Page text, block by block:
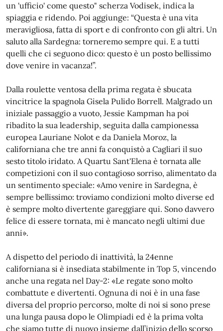
un 'ufficio' come questo" scherza Vodisek, indica la
spiaggia e ridendo. Poi aggiunge: “Questa è una vita
meravigliosa, fatta di sport e di confronto con gli altri. Un
saluto alla Sardegna: torneremo sempre qui. E a tutti
quelli che ci seguono dico: questo è un posto bellissimo
dove venire in vacanza!”.
Dalla roulette ventosa della prima regata è sbucata
vincitrice la spagnola Gisela Pulido Borrell. Malgrado un
iniziale passaggio a vuoto, Jessie Kampman ha poi
ribadito la sua leadership, seguita dalla campionessa
europea Lauriane Nolot e da Daniela Moroz, la
californiana che tre anni fa conquistò a Cagliari il suo
sesto titolo iridato. A Quartu Sant'Elena è tornata alle
competizioni con il suo contagioso sorriso, alimentato da
un sentimento speciale: «Amo venire in Sardegna, è
sempre bellissimo: troviamo condizioni molto diverse ed
è sempre molto divertente gareggiare qui. Sono davvero
felice di essere tornata, mi è mancato negli ultimi due
anni».
A dispetto del periodo di inattività, la 24enne
californiana si è insediata stabilmente in Top 5, vincendo
anche una regata nel Day-2: «Le regate sono molto
combattute e divertenti. Ognuna di noi è in una fase
diversa del proprio percorso, molte di noi si sono prese
una lunga pausa dopo le Olimpiadi ed è la prima volta
che siamo tutte di nuovo insieme dall’inizio dello scorso